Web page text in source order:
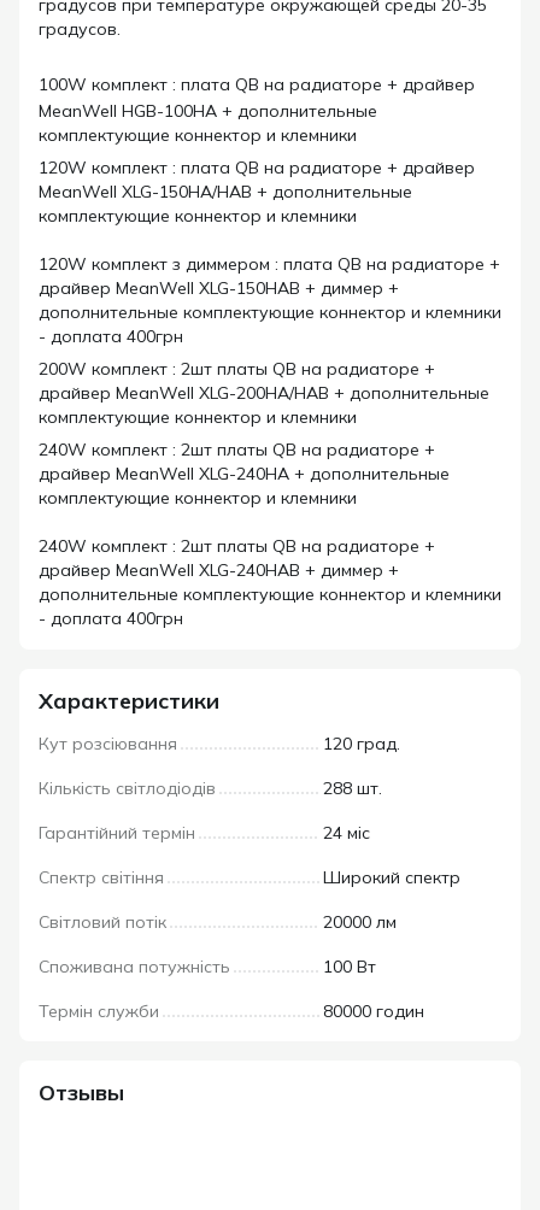
градусов.
100W комплект : плата QB на радиаторе + драйвер
MeanWell HGB-100HA + дополнительные
комплектующие коннектор и клемники
120W комплект : плата QB на радиаторе + драйвер
MeanWell XLG-150HA/HAB + дополнительные
комплектующие коннектор и клемники
120W комплект з диммером : плата QB на радиаторе +
драйвер MeanWell XLG-150HAB + диммер +
дополнительные комплектующие коннектор и клемники
- доплата 400грн
200W комплект : 2шт платы QB на радиаторе +
драйвер MeanWell XLG-200HA/HAB + дополнительные
комплектующие коннектор и клемники
240W комплект : 2шт платы QB на радиаторе +
драйвер MeanWell XLG-240HA + дополнительные
комплектующие коннектор и клемники
240W комплект : 2шт платы QB на радиаторе +
драйвер MeanWell XLG-240HAB + диммер +
дополнительные комплектующие коннектор и клемники
- доплата 400грн
Характеристики
Кут розсіювання 120 град.
Кількість світлодіодів 288 шт.
Гарантійний термін 24 міс
Спектр світіння Широкий спектр
Світловий потік 20000 лм
Споживана потужність 100 Вт
Термін служби 80000 годин
Отзывы